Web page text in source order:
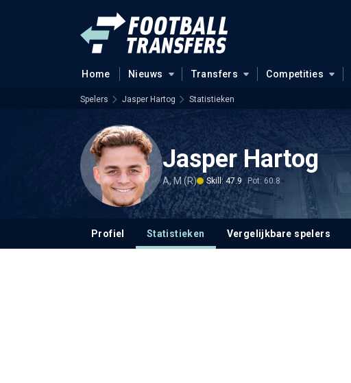
Home Nieuws Transfers Competities
Spelers Jasper Hartog Statistieken
Jasper Hartog
A, M (R) Skill: 47.9 Pot: 60.8
Profiel Statistieken Vergelijkbare spelers